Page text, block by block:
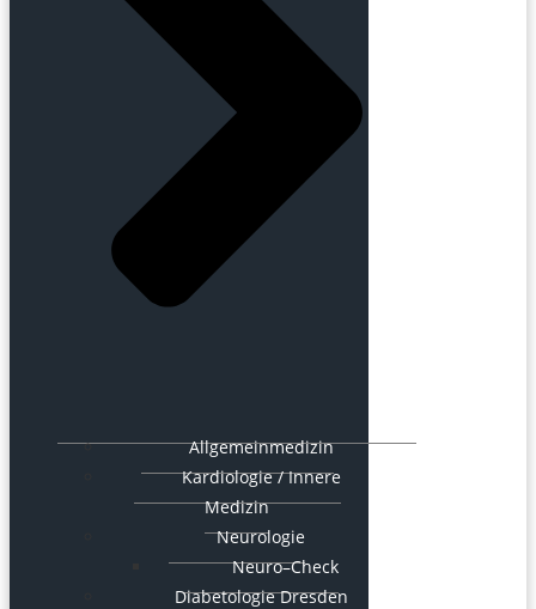
Allgemeinmedizin
Kardiologie / Innere
Medizin
Neurologie
Neuro–Check
Diabetologie Dresden